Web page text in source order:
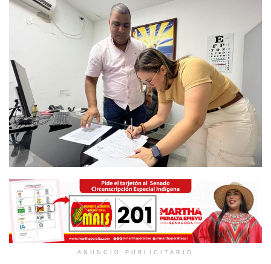
ANUNCIO PUBLICITARIO